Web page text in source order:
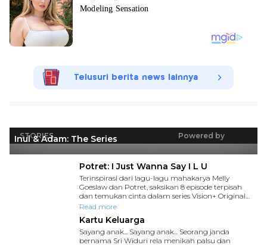
Telusuri berita news lainnya